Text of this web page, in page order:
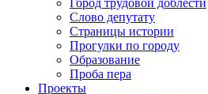
Город трудовой доблести
Слово депутату
Страницы истории
Прогулки по городу
Образование
Проба пера
Проекты